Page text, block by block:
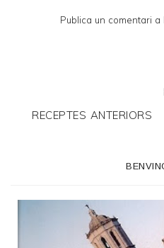
Publica un comentari a
RECEPTES ANTERIORS